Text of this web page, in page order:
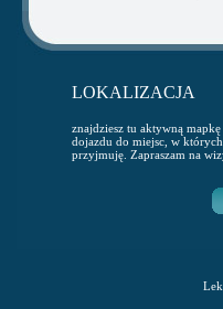
LOKALIZACJA
znajdziesz tu aktywną mapkę
dojazdu do miejsc, w których
przyjmuję. Zapraszam na